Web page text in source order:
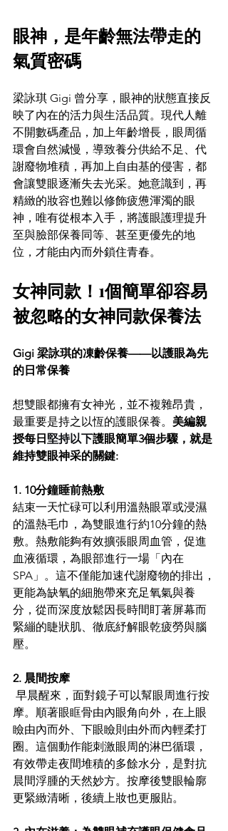
眼神，是年齡無法帶走的
氣質密碼
梁詠琪 Gigi 曾分享，眼神的狀態直接反
映了內在的活力與生活品質。現代人離
不開數碼產品，加上年齡增長，眼周循
環會自然減慢，導致養分供給不足、代
謝廢物堆積，再加上自由基的侵害，都
會讓雙眼逐漸失去光采。她意識到，再
精緻的妝容也難以修飾疲憊渾濁的眼
神，唯有從根本入手，將護眼護理提升
至與臉部保養同等、甚至更優先的地
位，才能由內而外鎖住青春。
女神同款！1個簡單卻容易
被忽略的女神同款保養法
Gigi 梁詠琪的凍齡保養——以護眼為先
的日常保養
想雙眼都擁有女神光，並不複雜昂貴，
最重要是持之以恆的護眼保養。 美編親
授每日堅持以下護眼簡單3個步驟，就是
維持雙眼神采的關鍵:
1. 10分鐘睡前熱敷
結束一天忙碌可以利用溫熱眼罩或浸濕
的溫熱毛巾，為雙眼進行約10分鐘的熱
敷。熱敷能夠有效擴張眼周血管，促進
血液循環，為眼部進行一場「內在
SPA」。這不僅能加速代謝廢物的排出，
更能為缺氧的細胞帶來充足氧氣與養
分，從而深度放鬆因長時間盯著屏幕而
緊繃的睫狀肌、徹底紓解眼乾疲勞與腦
壓。
2. 晨間按摩
早晨醒來，面對鏡子可以幫眼周進行按
摩。順著眼眶骨由內眼角向外，在上眼
瞼由內而外、下眼瞼則由外而內輕柔打
圈。這個動作能刺激眼周的淋巴循環，
有效帶走夜間堆積的多餘水分，是對抗
晨間浮腫的天然妙方。按摩後雙眼輪廓
更緊緻清晰，後續上妝也更服貼。